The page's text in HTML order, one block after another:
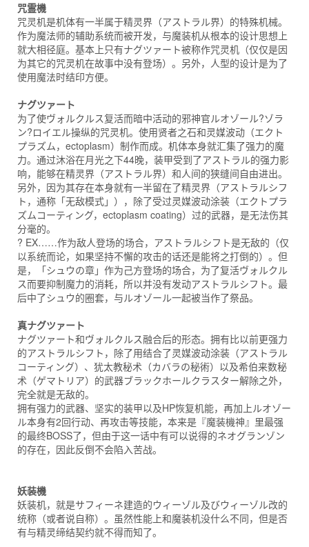
咒霊機
咒灵机是机体有一半属于精灵界（アストラル界）的特殊机械。
作为魔法师的辅助系统而被开发，与魔装机从根本的设计思想上
就大相径庭。基本上只有ナグツァート被称作咒灵机（仅仅是因
为其它的咒灵机在故事中没有登场）。另外，人型的设计是为了
使用魔法时结印方便。
ナグツァート
为了使ヴォルクルス复活而暗中活动的邪神官ルオゾール?ゾラ
ン?ロイエル操纵的咒灵机。使用贤者之石和灵媒波动（エクト
プラズム，ectoplasm）制作而成。机体本身就汇集了强力的魔
力。通过沐浴在月光之下44晚，装甲受到了アストラル的强力影
响，能够在精灵界（アストラル界）和人间的狭缝间自由进出。
另外，因为其存在本身就有一半留在了精灵界（アストラルシフ
ト，通称「无敌模式」），除了受过灵媒波动涂装（エクトプラ
ズムコーティング，ectoplasm coating）过的武器，是无法伤其
分毫的。
? EX……作为敌人登场的场合，アストラルシフト是无敌的（仅
以系统而论，如果坚持不懈的攻击的话还是能将之打倒的）。但
是，「シュウの章」作为己方登场的场合，为了复活ヴォルクル
ス而要抑制魔力的消耗，所以并没有发动アストラルシフト。最
后中了シュウ的圈套，与ルオゾール一起被当作了祭品。
真ナグツァート
ナグツァート和ヴォルクルス融合后的形态。拥有比以前更强力
的アストラルシフト，除了用结合了灵媒波动涂装（アストラル
コーティング）、犹太教秘术（カバラの秘術）以及希伯来数秘
术（ゲマトリア）的武器ブラックホールクラスター解除之外，
完全就是无敌的。
拥有强力的武器、坚实的装甲以及HP恢复机能，再加上ルオゾー
ル本身有2回行动、再攻击等技能，本来是『魔装機神』里最强
的最终BOSS了，但由于这一话中有可以说得的ネオグランゾン
的存在，因此反倒不会陷入苦战。
妖装機
妖装机，就是サフィーネ建造的ウィーゾル及びウィーゾル改的
统称（或者说自称）。虽然性能上和魔装机没什么不同，但是否
有与精灵缔结契约就不得而知了。